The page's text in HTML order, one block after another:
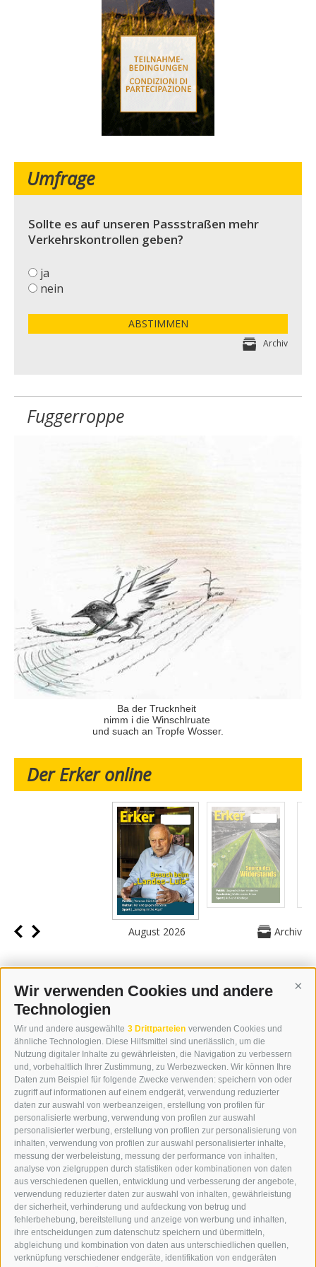
Wir verwenden Cookies und andere
Technologien
Wir und andere ausgewählte 3 Drittparteien verwenden Cookies und
ähnliche Technologien. Diese Hilfsmittel sind unerlässlich, um die
Nutzung digitaler Inhalte zu gewährleisten, die Navigation zu verbessern
und, vorbehaltlich Ihrer Zustimmung, zu Werbezwecken. Wir können Ihre
Daten zum Beispiel für folgende Zwecke verwenden: speichern von oder
zugriff auf informationen auf einem endgerät, verwendung reduzierter
daten zur auswahl von werbeanzeigen, erstellung von profilen für
personalisierte werbung, verwendung von profilen zur auswahl
personalisierter werbung, erstellung von profilen zur personalisierung von
inhalten, verwendung von profilen zur auswahl personalisierter inhalte,
messung der werbeleistung, messung der performance von inhalten,
analyse von zielgruppen durch statistiken oder kombinationen von daten
aus verschiedenen quellen, entwicklung und verbesserung der angebote,
verwendung reduzierter daten zur auswahl von inhalten, gewährleistung
der sicherheit, verhinderung und aufdeckung von betrug und
fehlerbehebung, bereitstellung und anzeige von werbung und inhalten,
ihre entscheidungen zum datenschutz speichern und übermitteln,
abgleichung und kombination von daten aus unterschiedlichen quellen,
verknüpfung verschiedener endgeräte, identifikation von endgeräten
Umfrage
Sollte es auf unseren Passstraßen mehr
Verkehrskontrollen geben?
ja
nein
ABSTIMMEN
Archiv
Fuggerroppe
Ba der Trucknheit
nimm i die Winschlruate
und suach an Tropfe Wosser.
Der Erker online
August 2026 Archiv
KONTAKT
WIPP-MEDIA GMBH
DER ERKER
NEUSTADT 20A
I-39049 STERZING
TEL.: +39 0472 766876
GRAFIK@DERERKER.IT
INFO@DERERKER.IT
BARBARA.FONTANA@DERERKER.IT
DER ERKER
WERBEN IM ERKER
ONLINE-WERBUNG
SEPA-DAUERAUFTRAG
REGELN LESERKOMMENTARE